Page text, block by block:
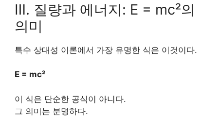
Ⅲ. 질량과 에너지: E = mc²의
의미
특수 상대성 이론에서 가장 유명한 식은 이것이다.
E = mc²
이 식은 단순한 공식이 아니다.
그 의미는 분명하다.